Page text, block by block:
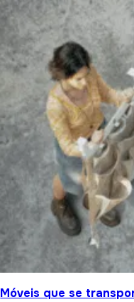
Móveis que se